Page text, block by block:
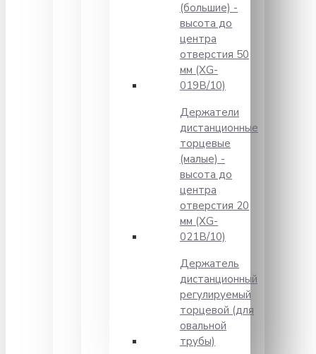
(большие) -
высота до
центра
отверстия 50
мм (XG-
019B/10)
Держатели
дистанционные
торцевые
(малые) -
высота до
центра
отверстия 20
мм (XG-
021B/10)
Держатель
дистанционный
регулируемый
торцевой (для
овальной
трубы)